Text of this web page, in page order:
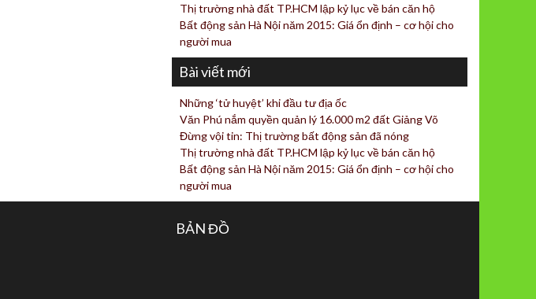
Thị trường nhà đất TP.HCM lập kỷ lục về bán căn hộ
Bất động sản Hà Nội năm 2015: Giá ổn định – cơ hội cho
người mua
Bài viết mới
Những ‘tử huyệt’ khi đầu tư địa ốc
Văn Phú nắm quyền quản lý 16.000 m2 đất Giảng Võ
Đừng vội tin: Thị trường bất động sản đã nóng
Thị trường nhà đất TP.HCM lập kỷ lục về bán căn hộ
Bất động sản Hà Nội năm 2015: Giá ổn định – cơ hội cho
người mua
BẢN ĐỒ